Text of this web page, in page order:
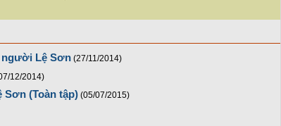
Lệ Sơn (27/11/2014)
12/2014)
(Toàn tập) (05/07/2015)